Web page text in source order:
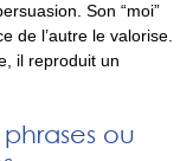
Son “moi”
de l’autre le valorise.
il reproduit un
ou